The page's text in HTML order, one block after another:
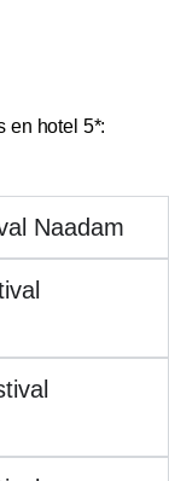
en hotel 5*:
Naadam